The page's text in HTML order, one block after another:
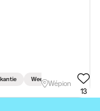
Week Weekend
Wépion
13